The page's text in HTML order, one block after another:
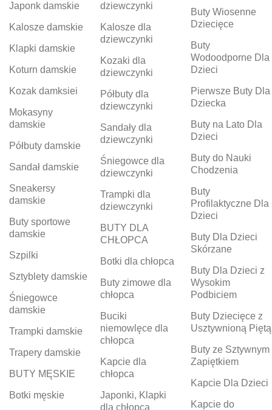
Japonk damskie
Kalosze damskie
Klapki damskie
Koturn damskie
Kozak damksiei
Mokasyny
damskie
Półbuty damskie
Sandał damskie
Sneakersy
damskie
Buty sportowe
damskie
Szpilki
Sztyblety damskie
Śniegowce
damskie
Trampki damskie
Trapery damskie
BUTY MĘSKIE
Botki męskie
dziewczynki
Kalosze dla
dziewczynki
Kozaki dla
dziewczynki
Półbuty dla
dziewczynki
Sandały dla
dziewczynki
Śniegowce dla
dziewczynki
Trampki dla
dziewczynki
BUTY DLA
CHŁOPCA
Botki dla chłopca
Buty zimowe dla
chłopca
Buciki
niemowlęce dla
chłopca
Kapcie dla
chłopca
Japonki, Klapki
dla chłopca
Buty Wiosenne
Dziecięce
Buty
Wodoodporne Dla
Dzieci
Pierwsze Buty Dla
Dziecka
Buty na Lato Dla
Dzieci
Buty do Nauki
Chodzenia
Buty
Profilaktyczne Dla
Dzieci
Buty Dla Dzieci
Skórzane
Buty Dla Dzieci z
Wysokim
Podbiciem
Buty Dziecięce z
Usztywnioną Piętą
Buty ze Sztywnym
Zapiętkiem
Kapcie Dla Dzieci
Kapcie do